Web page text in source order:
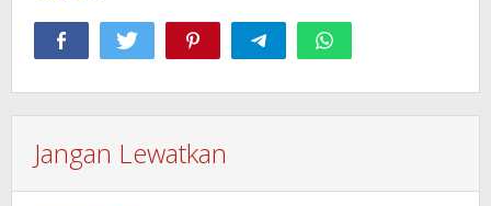
Jangan Lewatkan